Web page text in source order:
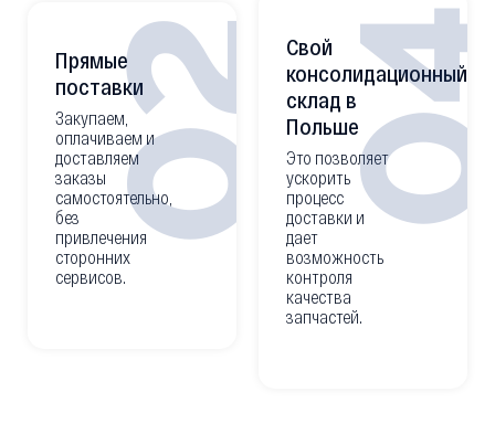
02
Прямые
поставки
Закупаем,
оплачиваем и
доставляем
заказы
самостоятельно,
без
привлечения
сторонних
сервисов.
Свой
консолидационный
склад в
Польше
Это позволяет
ускорить
процесс
доставки и
дает
возможность
контроля
качества
запчастей.